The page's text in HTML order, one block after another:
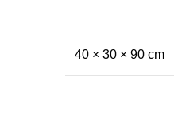
40 × 30 × 90 cm